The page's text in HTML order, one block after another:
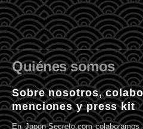
Quiénes somos
Sobre nosotros,
menciones y press kit
En Japon-Secreto.com